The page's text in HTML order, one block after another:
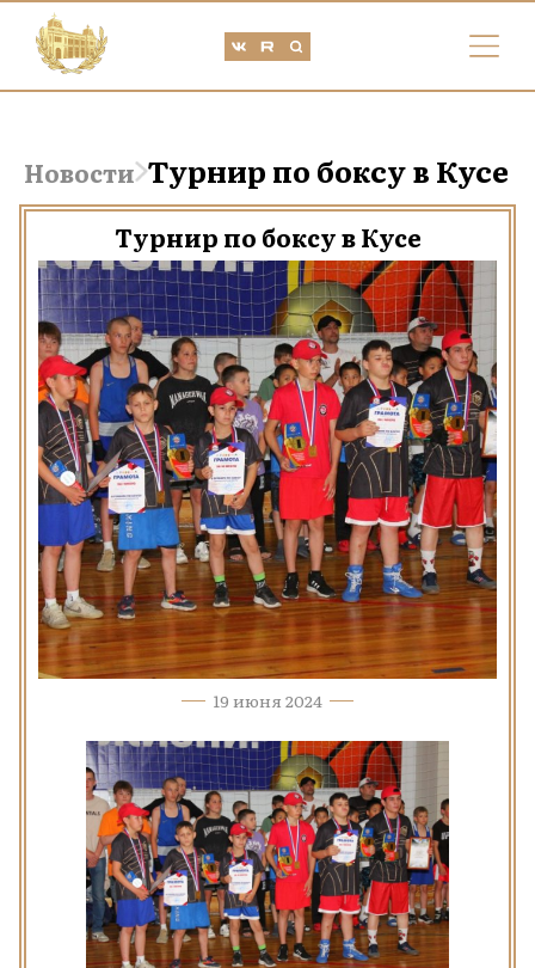
Новости Турнир по боксу в Кусе
Турнир по боксу в Кусе
19 июня 2024